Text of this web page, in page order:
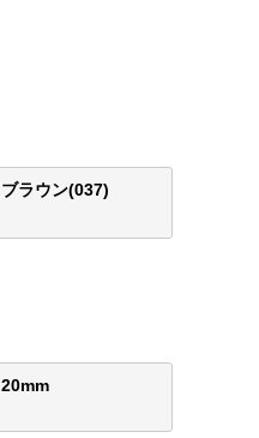
ブラウン(037)
20mm